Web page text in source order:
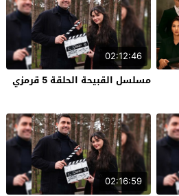
02:12:46
مسلسل القبيحة الحلقة 5 قرمزي
02:16:59